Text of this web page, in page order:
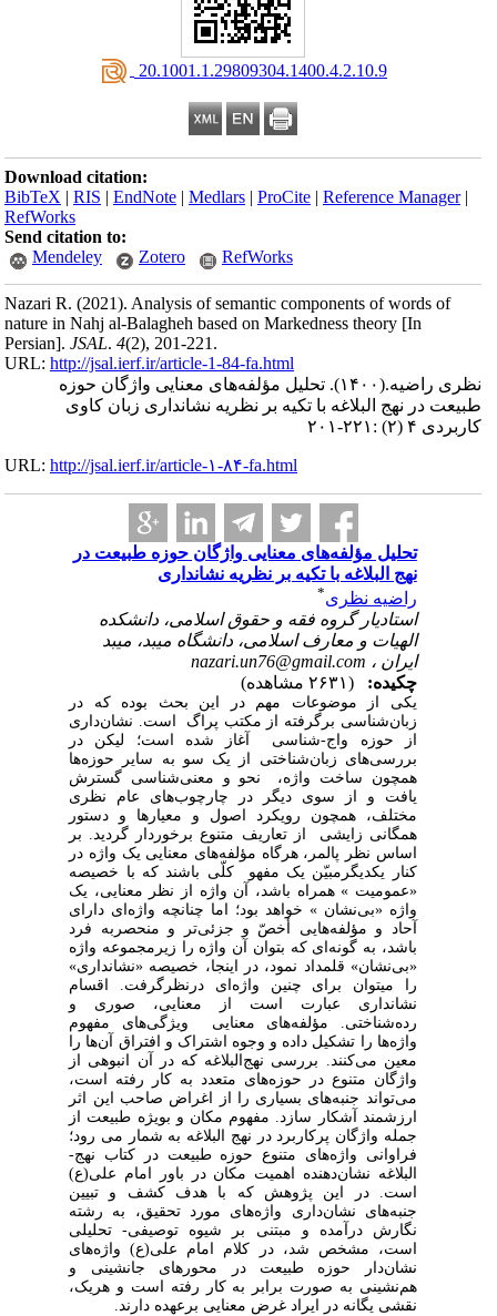
‎ 20.1001.1.29809304.1400.4.2.10.9
Download citation:
BibTeX |RIS |EndNote |Medlars |ProCite |Reference Manager
RefWorks
Send citation to:
Mendeley
Zotero RefWorks
Nazari R.(2021).Analysis of semantic components of words of
nature in Nahj al-Balagheh based on Markedness theory [In
Persian].JSAL.4(2), 201-221.
URL:http://jsal.ierf.ir/article-1-84-fa.html
نظری راضیه.(۱۴۰۰).
تحلیل مؤلفه‌های معنایی واژگان حوزه
طبیعت در نهج البلاغه با تکیه بر نظریه نشانداری زبان کاوی
کاربردی ۴ (۲) :۲۲۱-۲۰۱
URL:http://jsal.ierf.ir/article-۱-۸۴-fa.html
تحلیل مؤلفه‌های معنایی واژگان حوزه طبیعت در
نهج البلاغه با تکیه بر نظریه نشانداری
راضیه نظری*
استادیار گروه فقه و حقوق اسلامی، دانشکده
الهیات و معارف اسلامی، دانشگاه میبد، میبد
ایران ، nazari.un76@gmail.com
چکیده:
یکی از موضوعات مهم در این بحث بوده که در
زبانشناسی برگرفته از مکتب پراگ است. نشانداری
از حوزه واج-شناسی آغاز شده است؛ لیکن در
بررسیهای زبانشناختی از یک سو به سایر حوزه ها
همچون ساخت واژه، نحو و معنیشناسی گسترش
یافت و از سوی دیگر در چارچوبهای عام نظری
مختلف، همچون رویکرد اصول و معیارها و دستور
همگانی زایشی از تعاریف متنوع برخوردار گردید. بر
اساس نظر پالمر، هرگاه مؤلفههای معنایی یک واژه در
کنار یکدیگرمبیّن یک مفهو کلّی باشند که با خصیصه
«عمومیت » همراه باشد، آن واژه از نظر معنایی، یک
واژه «بینشان » خواهد بود؛ اما چنانچه واژهای دارای
آحاد و مؤلفههایی أخصّ و جزئیتر و منحصربه فرد
باشد، به گونهای که بتوان آن واژه را زیرمجموعه واژه
«بینشان» قلمداد نمود، در اینجا، خصیصه «نشانداری»
را میتوان برای چنین واژه ای درنظرگرفت. اقسام
نشانداری عبارت است از معنایی، صوری و
ردهشناختی. مؤلفههای معنایی ویژگیهای مفهوم
واژه ها را تشکیل داده و وجوه اشتراک و افتراق آن ها را
معین میکنند. بررسی نهجالبلاغه که در آن انبوهی از
واژگان متنوع در حوزه های متعدد به کار رفته است،
میتواند جنبههای بسیاری را از اغراض صاحب این اثر
ارزشمند آشکار سازد. مفهوم مکان و بویژه طبیعت از
جمله واژگان پرکاربرد در نهج البلاغه به شمار می رود؛
فراوانی واژه های متنوع حوزه طبیعت در کتاب نهج-
البلاغه نشاندهنده اهمیت مکان در باور امام علی(ع)
است. در این پژوهش که با هدف کشف و تبیین
جنبههای نشانداری واژههای مورد تحقیق، به رشته
نگارش درآمده و مبتنی بر شیوه توصیفی- تحلیلی
است، مشخص شد، در کلام امام علی(ع) واژههای
نشاندار حوزه طبیعت در محورهای جانشینی و
همنشینی به صورت برابر به کار رفته است و هریک،
نقشی یگانه در ایراد غرض معنایی برعهده دارند.